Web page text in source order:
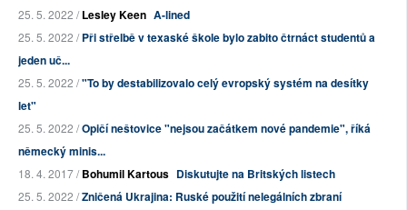
25. 5. 2022 /Lesley Keen A-lined
25. 5. 2022 /Při střelbě v texaské škole bylo zabito čtrnáct studentů a
jeden uč...
25. 5. 2022 /"To by destabilizovalo celý evropský systém na desítky
let"
25. 5. 2022 /Opičí neštovice "nejsou začátkem nové pandemie", říká
německý minis...
18. 4. 2017 /Bohumil Kartous Diskutujte na Britských listech
25. 5. 2022 /Zničená Ukrajina: Ruské použití nelegálních zbraní